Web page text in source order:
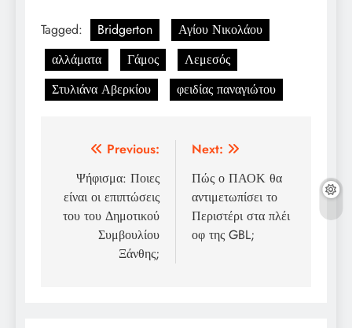
Tagged: Bridgerton
Αγίου Νικολάου
αλλάματα
Γάμος
Λεμεσός
Στυλιάνα Αβερκίου
φειδίας παναγιώτου
Post
navigation
Previous:
Ψήφισμα: Ποιες
είναι οι επιπτώσεις
του του Δημοτικού
Συμβουλίου
Ξάνθης;
Next:
Πώς ο ΠΑΟΚ θα
αντιμετωπίσει το
Περιστέρι στα πλέι
οφ της GBL;